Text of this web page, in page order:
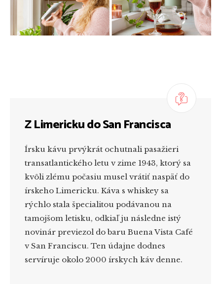
Z Limericku do San Francisca
Írsku kávu prvýkrát ochutnali pasažieri
transatlantického letu v zime 1943, ktorý sa
kvôli zlému počasiu musel vrátiť naspäť do
írskeho Limericku. Káva s whiskey sa
rýchlo stala špecialitou podávanou na
tamojšom letisku, odkiaľ ju následne istý
novinár previezol do baru Buena Vista Café
v San Franciscu. Ten údajne dodnes
servíruje okolo 2000 írskych káv denne.